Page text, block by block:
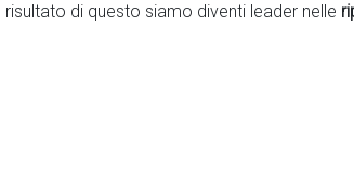
di questo siamo diventi leader nelle